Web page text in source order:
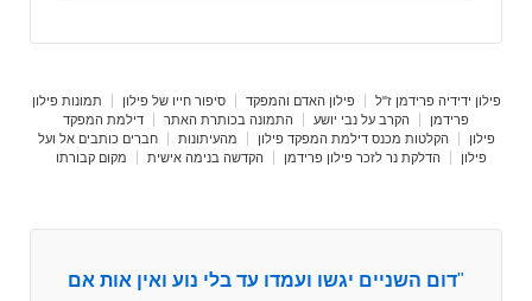
פילון ידידיה פרידמן ז"ל פילון האדם והמפקד סיפור חייו של פילון
תמונות פילון
פרידמן
הקרב על נבי יושע התמונה בכותרת האתר
דילמת המפקד
פילון
הקלטות מכנס דילמת המפקד פילון מהעיתונות
חברים כותבים אל ועל
פילון
הדלקת נר לזכר פילון פרידמן הקדשה בנימה אישית מקום קבורתו
"דום השניים יגשו ועמדו עד בלי נוע ואין אות אם